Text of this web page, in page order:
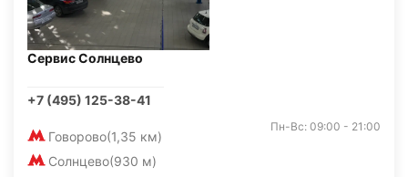
Сервис Солнцево
+7 (495) 125-38-41
Говорово(1,35 км)
Солнцево(930 м)
Пн-Вс: 09:00 - 21:00